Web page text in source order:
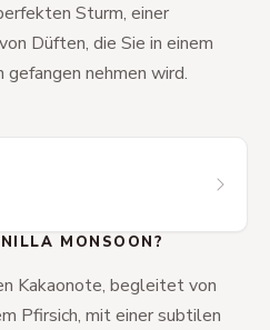
Sturm, einer
Düften, die Sie in einem
nehmen wird.
MONSOON?
Kakaonote, begleitet von
Pfirsich, mit einer subtilen